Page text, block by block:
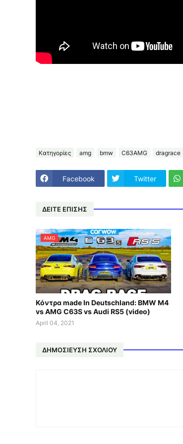
Κατηγορίες amg bmw C63AMG dragrace
Facebook Twitter
ΔΕΙΤΕ ΕΠΙΣΗΣ
AMG
Κόντρα made In Deutschland: BMW M4
vs AMG C63S vs Audi RS5 (video)
April 04, 2021
ΔΗΜΟΣΊΕΥΣΗ ΣΧΟΛΊΟΥ